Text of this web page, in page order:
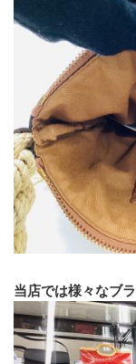
当店では様々なブ